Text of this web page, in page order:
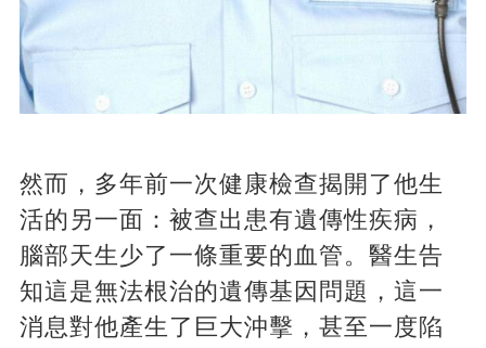
然而，多年前一次健康檢查揭開了他生
活的另一面：被查出患有遺傳性疾病，
腦部天生少了一條重要的血管。醫生告
知這是無法根治的遺傳基因問題，這一
消息對他產生了巨大沖擊，甚至一度陷